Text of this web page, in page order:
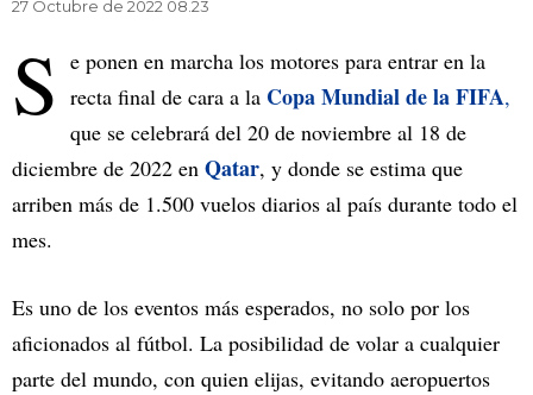
27 Octubre de 2022 08.23
S e ponen en marcha los motores para entrar en la
recta final de cara a la Copa Mundial de la FIFA,
que se celebrará del 20 de noviembre al 18 de
diciembre de 2022 en Qatar, y donde se estima que
arriben más de 1.500 vuelos diarios al país durante todo el
mes.
Es uno de los eventos más esperados, no solo por los
aficionados al fútbol. La posibilidad de volar a cualquier
parte del mundo, con quien elijas, evitando aeropuertos